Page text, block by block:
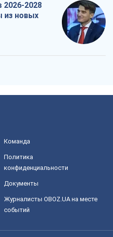
2026-2028
из новых
Команда
Политика
конфиденциальности
Документы
Журналисты OBOZ.UA на месте
событий